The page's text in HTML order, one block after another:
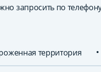
запросить по
территория